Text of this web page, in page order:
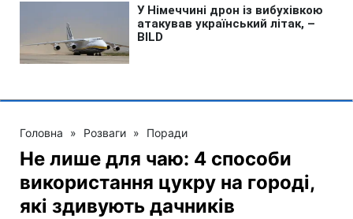
Головна » Розваги » Поради
Не лише для чаю: 4 способи
використання цукру на городі,
які здивують дачників